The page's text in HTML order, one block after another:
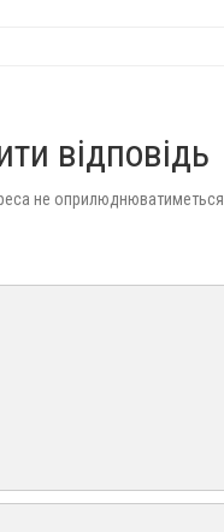
відповідь
не оприлюднюватиметься.